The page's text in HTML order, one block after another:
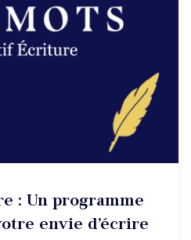
: Un programme
envie d’écrire